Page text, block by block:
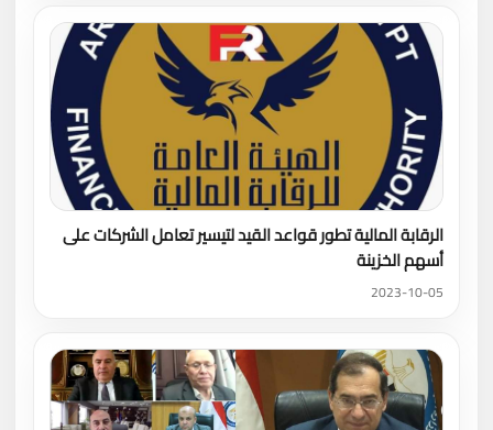
الرقابة المالية تطور قواعد القيد لتيسير تعامل الشركات على
أسهم الخزينة
2023-10-05